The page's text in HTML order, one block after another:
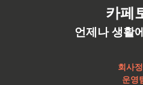
카페
언제나 생활
회사
운영